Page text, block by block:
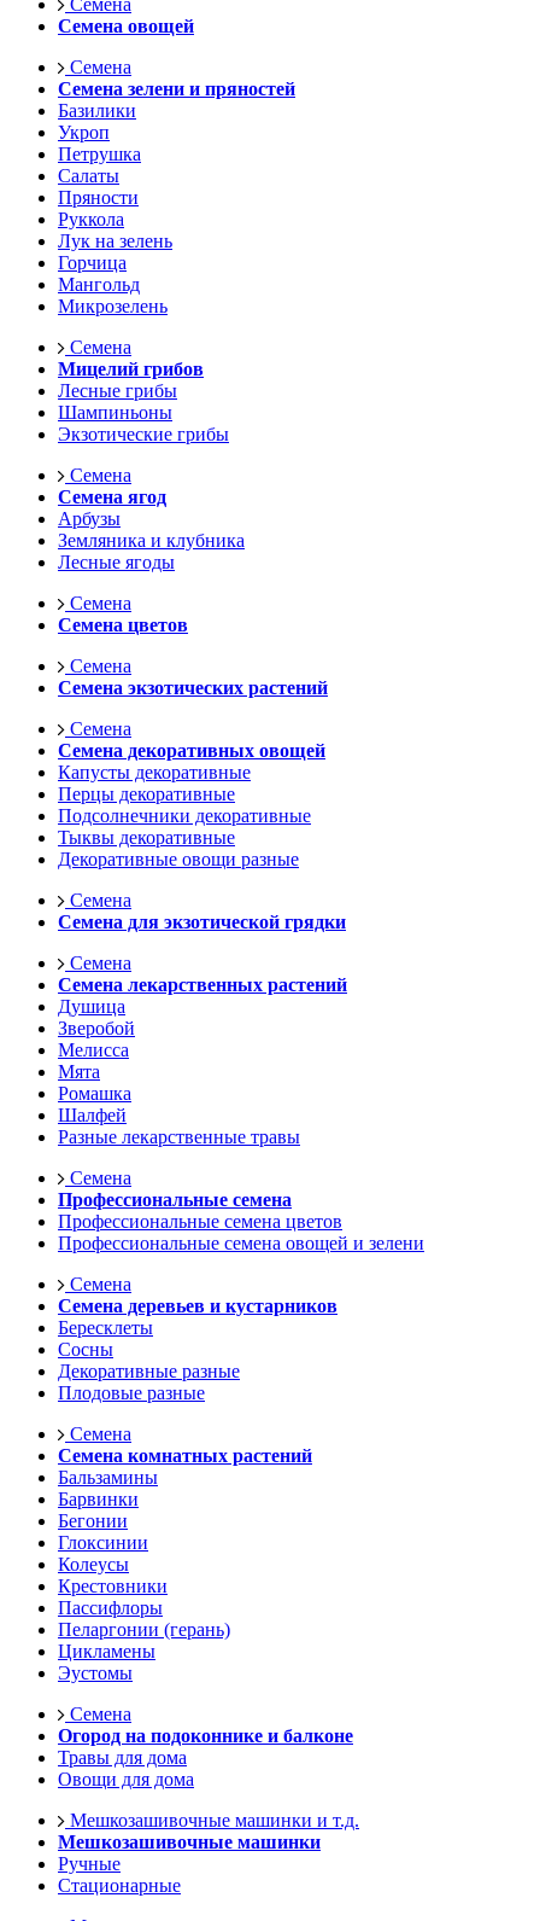
Семена
Семена овощей
Семена
Семена зелени и пряностей
Базилики
Укроп
Петрушка
Салаты
Пряности
Руккола
Лук на зелень
Горчица
Мангольд
Микрозелень
Семена
Мицелий грибов
Лесные грибы
Шампиньоны
Экзотические грибы
Семена
Семена ягод
Арбузы
Земляника и клубника
Лесные ягоды
Семена
Семена цветов
Семена
Семена экзотических растений
Семена
Семена декоративных овощей
Капусты декоративные
Перцы декоративные
Подсолнечники декоративные
Тыквы декоративные
Декоративные овощи разные
Семена
Семена для экзотической грядки
Семена
Семена лекарственных растений
Душица
Зверобой
Мелисса
Мята
Ромашка
Шалфей
Разные лекарственные травы
Семена
Профессиональные семена
Профессиональные семена цветов
Профессиональные семена овощей и зелени
Семена
Семена деревьев и кустарников
Бересклеты
Сосны
Декоративные разные
Плодовые разные
Семена
Семена комнатных растений
Бальзамины
Барвинки
Бегонии
Глоксинии
Колеусы
Крестовники
Пассифлоры
Пеларгонии (герань)
Цикламены
Эустомы
Семена
Огород на подоконнике и балконе
Травы для дома
Овощи для дома
Мешкозашивочные машинки и т.д.
Мешкозашивочные машинки
Ручные
Стационарные